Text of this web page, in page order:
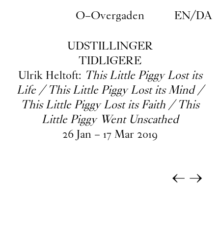
O–Overgaden EN/DA
UDSTILLINGER
TIDLIGERE
Ulrik Heltoft: This Little Piggy Lost its
Life / This Little Piggy Lost its Mind /
This Little Piggy Lost its Faith / This
Little Piggy Went Unscathed
26 Jan – 17Mar2019
←→